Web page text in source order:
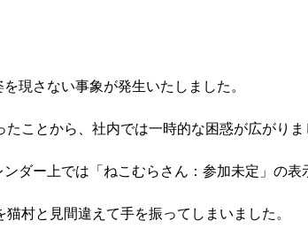
現さない事象が発生いたしました。
ことから、社内では一時的な困惑が広がりま
ダー上では「ねこむらさん：参加未定」の表
村と見間違えて手を振ってしまいました。